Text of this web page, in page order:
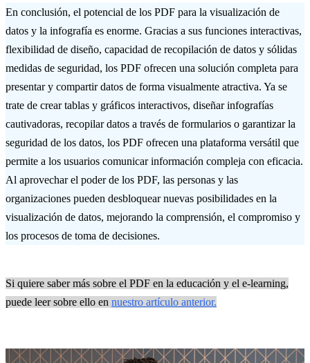
En conclusión, el potencial de los PDF para la visualización de
datos y la infografía es enorme. Gracias a sus funciones interactivas,
flexibilidad de diseño, capacidad de recopilación de datos y sólidas
medidas de seguridad, los PDF ofrecen una solución completa para
presentar y compartir datos de forma visualmente atractiva. Ya se
trate de crear tablas y gráficos interactivos, diseñar infografías
cautivadoras, recopilar datos a través de formularios o garantizar la
seguridad de los datos, los PDF ofrecen una plataforma versátil que
permite a los usuarios comunicar información compleja con eficacia.
Al aprovechar el poder de los PDF, las personas y las
organizaciones pueden desbloquear nuevas posibilidades en la
visualización de datos, mejorando la comprensión, el compromiso y
los procesos de toma de decisiones.
Si quiere saber más sobre el PDF en la educación y el e-learning,
puede leer sobre ello en nuestro artículo anterior.